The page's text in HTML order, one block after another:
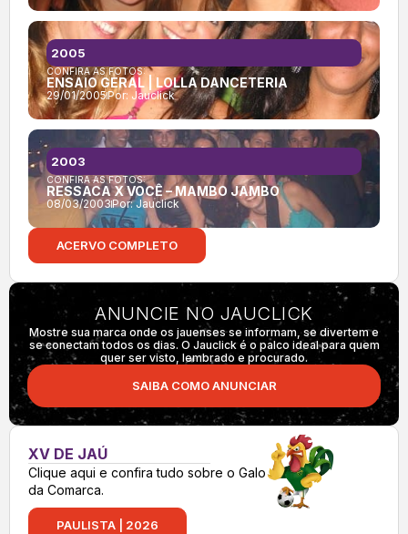
CONFIRA AS FOTOS:
ENSAIO GERAL | LOLLA DANCETERIA
29/01/2005Por: Jauclick
2005
CONFIRA AS FOTOS:
RESSACA X VOCÊ – MAMBO JAMBO
08/03/2003Por:Jauclick
2003
ACERVO COMPLETO
ANUNCIE NO JAUCLICK
Mostre sua marca onde os jauenses se informam, se divertem e
se conectam todos os dias. O Jauclick é o palco ideal para quem
quer ser visto, lembrado e procurado.
SAIBA COMO ANUNCIAR
XV DE JAÚ
Clique aqui e confira tudo sobre o Galo
da Comarca.
PAULISTA | 2026